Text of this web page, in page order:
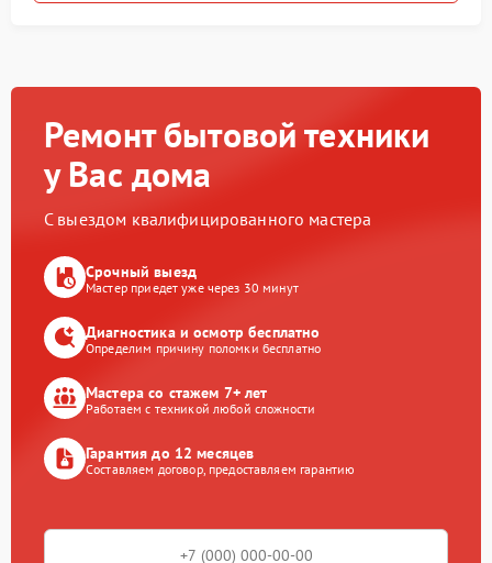
Ремонт бытовой техники
у Вас дома
С выездом квалифицированного мастера
Срочный выезд
Мастер приедет уже через 30 минут
Диагностика и осмотр бесплатно
Определим причину поломки бесплатно
Мастера со стажем 7+ лет
Работаем с техникой любой сложности
Гарантия до 12 месяцев
Составляем договор, предоставляем гарантию